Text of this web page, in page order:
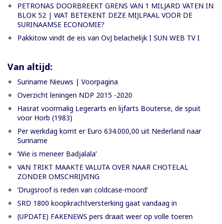
PETRONAS DOORBREEKT GRENS VAN 1 MILJARD VATEN IN
BLOK 52 | WAT BETEKENT DEZE MIJLPAAL VOOR DE
SURINAAMSE ECONOMIE?
Pakkitow vindt de eis van OvJ belachelijk I SUN WEB TV I
Van altijd:
Suriname Nieuws | Voorpagina
Overzicht leningen NDP 2015 -2020
Hasrat voormalig Legerarts en lijfarts Bouterse, de spuit
voor Horb (1983)
Per werkdag komt er Euro 634.000,00 uit Nederland naar
Suriname
‘Wie is meneer Badjalala’
VAN TRIKT MAAKTE VALUTA OVER NAAR CHOTELAL
ZONDER OMSCHRIJVING
’Drugsroof is reden van coldcase-moord’
SRD 1800 koopkrachtversterking gaat vandaag in
(UPDATE) FAKENEWS pers draait weer op volle toeren